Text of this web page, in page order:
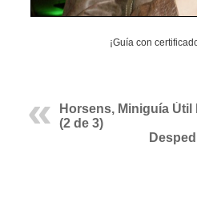
¡Guía con
Horsens, Miniguía Útil
(2 de 3)